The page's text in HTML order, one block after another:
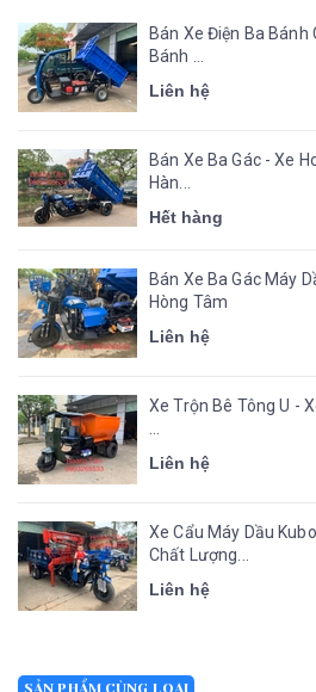
Bán Xe Điện Ba Bánh
Bánh ...
Liên hệ
Bán Xe Ba Gác - Xe
Hàn...
Hết hàng
Bán Xe Ba Gác Máy
Hòng Tâm
Liên hệ
Xe Trộn Bê Tông U -
Liên hệ
Xe Cẩu Máy Dầu
Chất Lượng...
Liên hệ
SẢN PHẨM CÙNG LOẠI